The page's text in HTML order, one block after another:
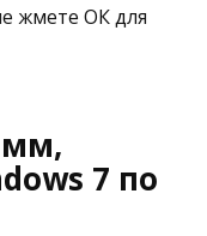
жмете ОК для
7 по